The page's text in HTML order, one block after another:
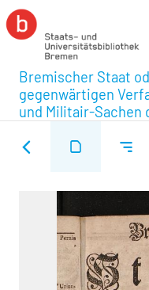
Bremischer Staat
gegenwärtigen
und Militair-Sachen